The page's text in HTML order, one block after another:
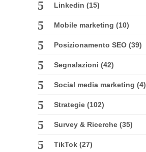
Linkedin (15)
Mobile marketing (10)
Posizionamento SEO (39)
Segnalazioni (42)
Social media marketing (4)
Strategie (102)
Survey & Ricerche (35)
TikTok (27)